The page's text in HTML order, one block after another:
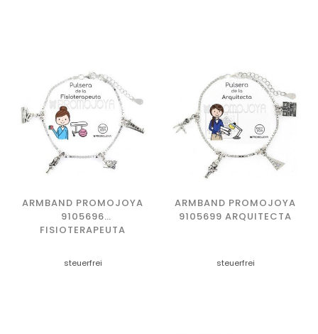
ARMBAND PROMOJOYA
9105696
FISIOTERAPEUTA
steuerfrei
ARMBAND PROMOJOYA
9105699 ARQUITECTA
steuerfrei